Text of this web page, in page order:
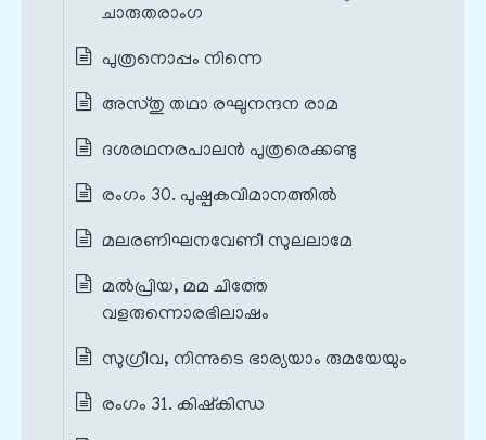
ചാരുതരാംഗ
പുത്രനൊപ്പം നിന്നെ
അസ്തു തഥാ രഘുനന്ദന രാമ
ദശരഥനരപാലൻ പുത്രരെക്കണ്ടു
രംഗം 30. പുഷ്പകവിമാനത്തിൽ
മലരണിഘനവേണീ സുലലാമേ
മൽപ്രിയ, മമ ചിത്തേ
വളരുന്നൊരഭിലാഷം
സുഗ്രീവ, നിന്നുടെ ഭാര്യയാം രുമയേയും
രംഗം 31. കിഷ്കിന്ധ